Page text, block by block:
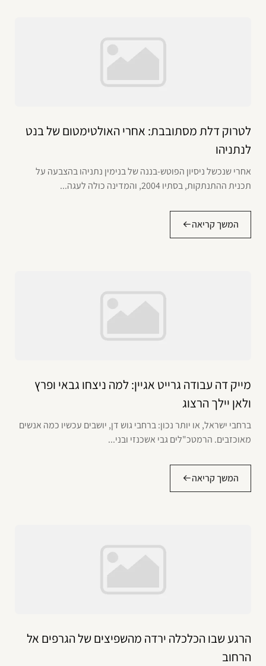
לטרוק דלת מסתובבת: אחרי האולטימטום של בנט
לנתניהו
אחרי שנכשל ניסיון הפוטש-בננה של בנימין נתניהו בהצבעה על
תכנית ההתנתקות, בסתיו 2004, והמדינה כולה לעגה...
המשך קריאה
מייק דה עבודה גרייט אגיין: למה ניצחו גבאי ופרץ
ולאן יילך הרצוג
ברחבי ישראל, או יותר נכון: ברחבי גוש דן, יושבים עכשיו כמה אנשים
מאוכזבים. הרמטכ"לים גבי אשכנזי ובני...
המשך קריאה
הרגע שבו הכלכלה ירדה מהשפיצים של הגרפים אל
הרחוב